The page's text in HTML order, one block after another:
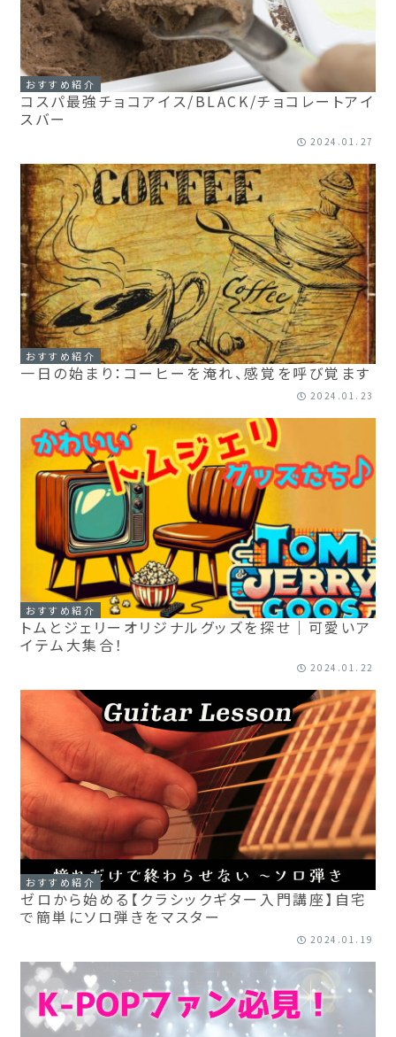
おすすめ紹介
コスパ最強チョコアイス/BLACK/チョコレートアイ
スバー
2024.01.27
おすすめ紹介
一日の始まり：コーヒーを淹れ、感覚を呼び覚ます
2024.01.23
おすすめ紹介
トムとジェリーオリジナルグッズを探せ｜可愛いア
イテム大集合！
2024.01.22
おすすめ紹介
ゼロから始める【クラシックギター入門講座】自宅
で簡単にソロ弾きをマスター
2024.01.19